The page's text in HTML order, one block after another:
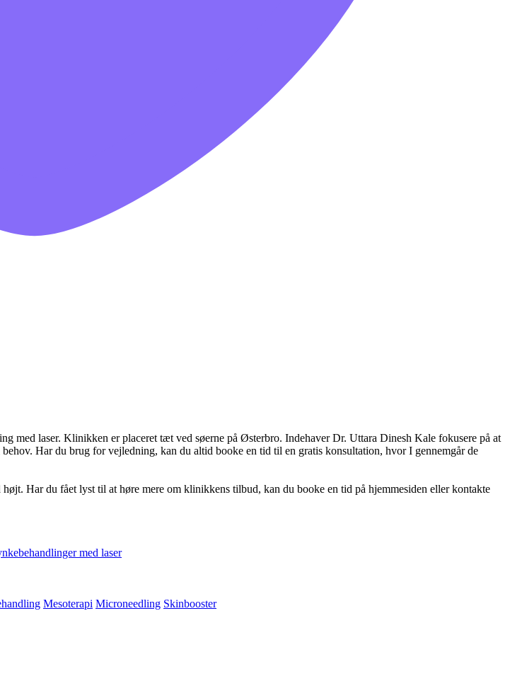
laser. Klinikken er placeret tæt ved søerne på Østerbro. Indehaver Dr. Uttara Dinesh Kale fokusere på at
Har du brug for vejledning, kan du altid booke en tid til en gratis konsultation, hvor I gennemgår de
Har du fået lyst til at høre mere om klinikkens tilbud, kan du booke en tid på hjemmesiden eller kontakte
med laser
Mesoterapi Microneedling Skinbooster